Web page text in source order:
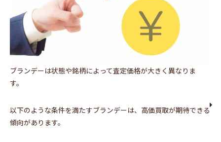
ブランデーは状態や銘柄によって査定価格が大きく異なりま
す。
以下のような条件を満たすブランデーは、高価買取が期待できる
傾向があります。